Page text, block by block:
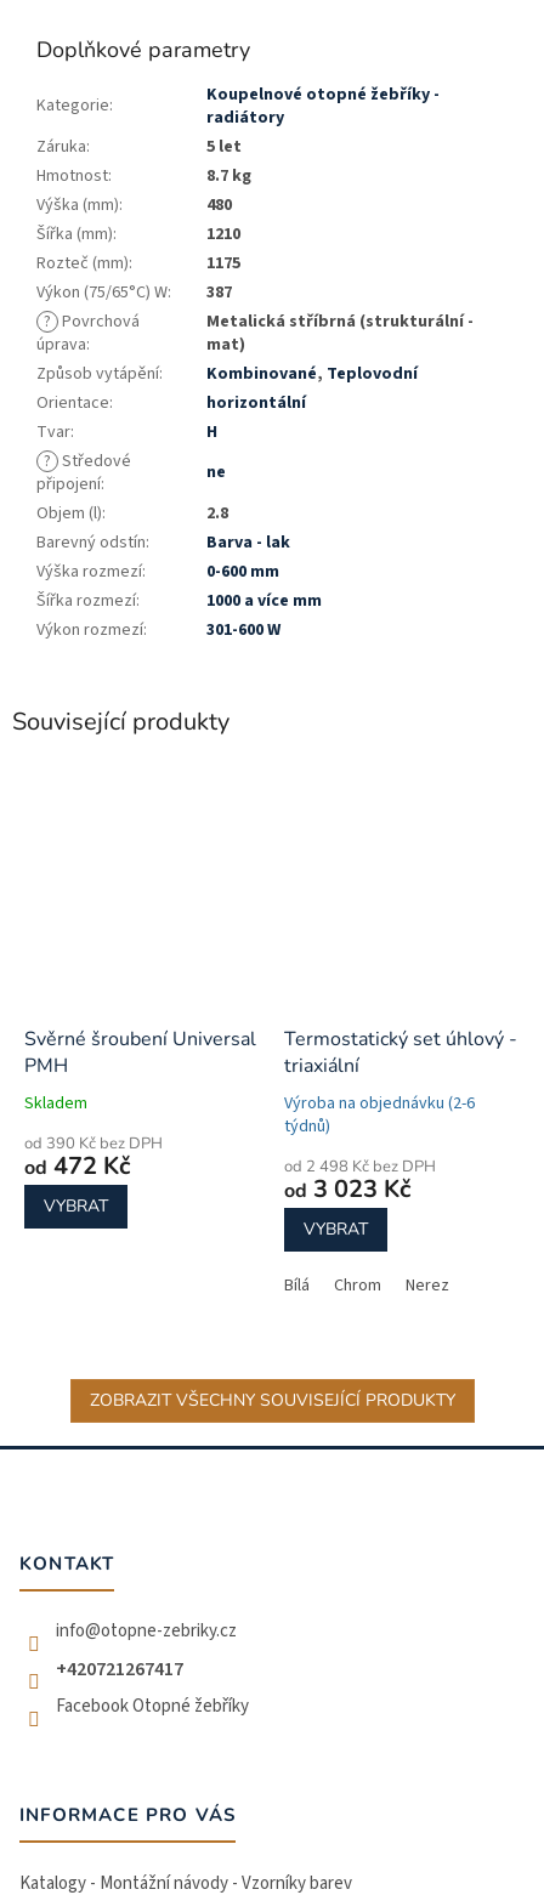
Související produkty
Svěrné šroubení Universal
PMH
Skladem
od 390 Kč bez DPH
od 472 Kč
VYBRAT
Termostatický set úhlový -
triaxiální
Výroba na objednávku (2-6
týdnů)
od 2 498 Kč bez DPH
od 3 023 Kč
VYBRAT
Bílá Chrom Nerez
ZOBRAZIT VŠECHNY SOUVISEJÍCÍ PRODUKTY
Doplňkové parametry
Kategorie:
Koupelnové otopné žebříky -
radiátory
Záruka:
5 let
Hmotnost:
8.7 kg
Výška (mm):
480
Šířka (mm):
1210
Rozteč (mm):
1175
Výkon (75/65°C) W:
387
? Povrchová
úprava:
Metalická stříbrná (strukturální -
mat)
Způsob vytápění: Kombinované, Teplovodní
Orientace:
horizontální
Tvar:
H
? Středové
připojení:
ne
Objem (l):
2.8
Barevný odstín:
Barva - lak
Výška rozmezí:
0-600 mm
Šířka rozmezí:
1000 a více mm
Výkon rozmezí: 301-600 W
Z
KONTAKT
info@otopne-zebriky.cz
+420721267417
Facebook Otopné žebříky
INFORMACE PRO VÁS
Katalogy - Montážní návody - Vzorníky barev